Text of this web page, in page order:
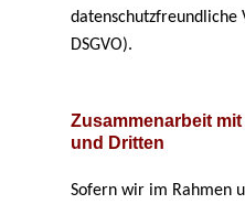
datenschutzfreundliche
DSGVO).
Zusammenarbeit
und Dritten
Sofern wir im Rahmen